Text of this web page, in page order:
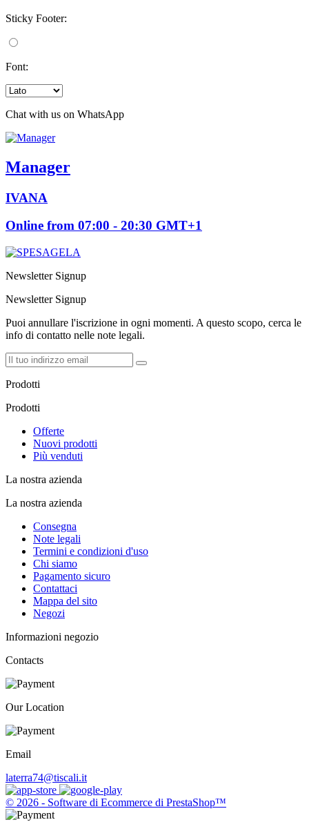
Sticky Footer:
Font:
Chat with us on WhatsApp
Manager
IVANA
Online from 07:00 - 20:30 GMT+1
Newsletter Signup
Newsletter Signup
Puoi annullare l'iscrizione in ogni momenti. A questo scopo, cerca le
info di contatto nelle note legali.
Prodotti
Prodotti
Offerte
Nuovi prodotti
Più venduti
La nostra azienda
La nostra azienda
Consegna
Note legali
Termini e condizioni d'uso
Chi siamo
Pagamento sicuro
Contattaci
Mappa del sito
Negozi
Informazioni negozio
Contacts
Our Location
Email
laterra74@tiscali.it
© 2026 - Software di Ecommerce di PrestaShop™